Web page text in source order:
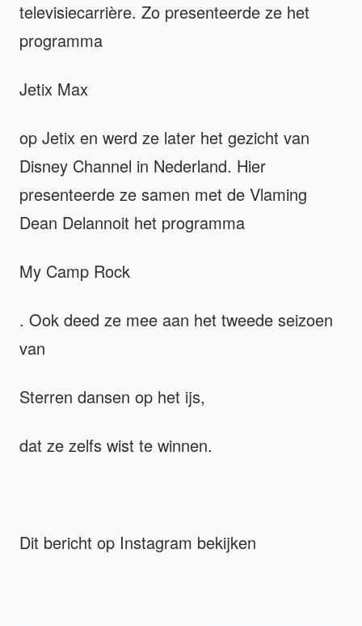
televisiecarrière. Zo presenteerde ze het
programma
Jetix Max
op Jetix en werd ze later het gezicht van
Disney Channel in Nederland. Hier
presenteerde ze samen met de Vlaming
Dean Delannoit het programma
My Camp Rock
. Ook deed ze mee aan het tweede seizoen
van
Sterren dansen op het ijs,
dat ze zelfs wist te winnen.
Dit bericht op Instagram bekijken